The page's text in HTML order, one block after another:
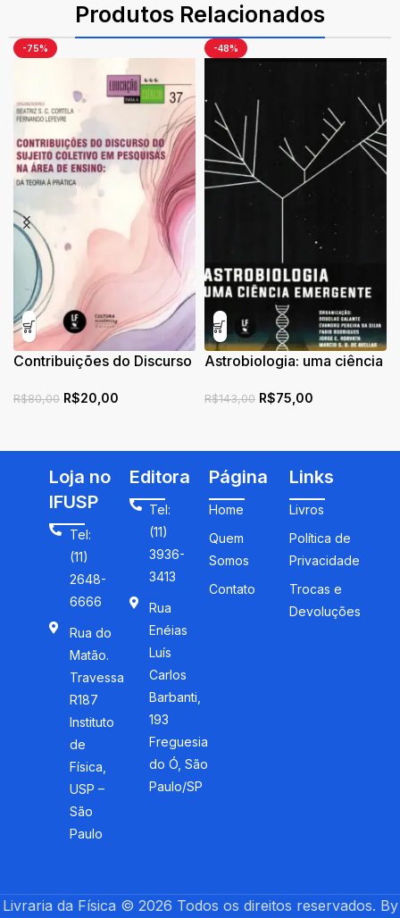
Produtos Relacionados
-75%
Contribuições do Discurso
Pesquisas na Área de
R$80,00 R$20,00
-48%
Astrobiologia: uma ciência
R$143,00 R$75,00
Loja no
IFUSP
Tel:
(11)
2648-
6666
Rua do
Matão.
Travessa
R187
Instituto
de
Física,
USP –
São
Paulo
Editora
Tel:
(11)
3936-
3413
Rua
Enéias
Luís
Carlos
Barbanti,
193
Freguesia
do Ó, São
Paulo/SP
Página
Home
Quem
Somos
Contato
Links
Livros
Política de
Privacidade
Trocas e
Devoluções
Livraria da Física © 2026 Todos os direitos reservados. By